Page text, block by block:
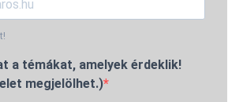
a témákat, amelyek érdeklik!
megjelölhet.)